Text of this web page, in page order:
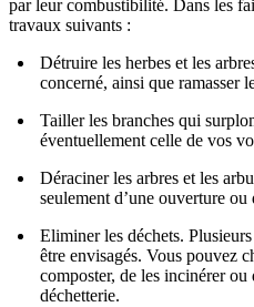
par leur combustibilité. Dans les
travaux suivants :
Détruire les herbes et les
concerné, ainsi que ramasser
Tailler les branches qui
éventuellement celle de vos
Déraciner les arbres et les
seulement d’une ouverture ou
Eliminer les déchets.
être envisagés. Vous pouvez
composter, de les incinérer ou
déchetterie.